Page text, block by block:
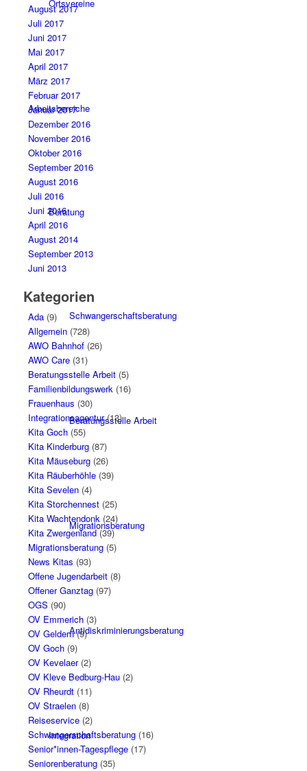
Ortsvereine
Arbeitsbereiche
Beratung
Schwangerschaftsberatung
Beratungsstelle Arbeit
Migrationsberatung
Antidiskriminierungsberatung
Integration
August 2017
Juli 2017
Juni 2017
Mai 2017
April 2017
März 2017
Februar 2017
Januar 2017
Dezember 2016
November 2016
Oktober 2016
September 2016
August 2016
Juli 2016
Juni 2016
April 2016
August 2014
September 2013
Juni 2013
Kategorien
Ada(9)
Allgemein(728)
AWO Bahnhof(26)
AWO Care(31)
Beratungsstelle Arbeit(5)
Familienbildungswerk(16)
Frauenhaus (30)
Integrationsagentur(13)
Kita Goch(55)
Kita Kinderburg(87)
Kita Mäuseburg(26)
Kita Räuberhöhle(39)
Kita Sevelen(4)
Kita Storchennest(25)
Kita Wachtendonk(24)
Kita Zwergenland(39)
Migrationsberatung(5)
News Kitas (93)
Offene Jugendarbeit(8)
Offener Ganztag(97)
OGS (90)
OV Emmerich(3)
OV Geldern(9)
OV Goch(9)
OV Kevelaer(2)
OV Kleve Bedburg-Hau(2)
OV Rheurdt(11)
OV Straelen(8)
Reiseservice(2)
Schwangerschaftsberatung(16)
Senior*innen-Tagespflege(17)
Seniorenberatung(35)